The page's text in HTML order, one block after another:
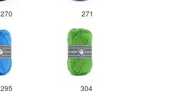
270 271
295 304